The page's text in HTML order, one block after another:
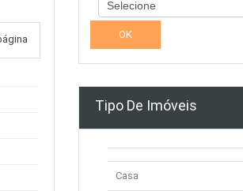
Tipo De Imóveis
Casa